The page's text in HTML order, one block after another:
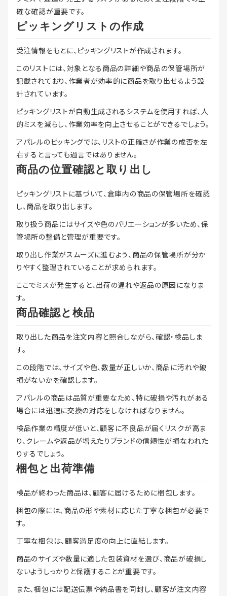
確な確認が重要です。
ピッキングリストの作成
受注情報をもとに、ピッキングリストが作成されます。
このリストには、対象となる商品の詳細や商品の保管場所が
記載されており、作業者が効率的に商品を取り出せるよう設
計されています。
ピッキングリストが自動生成されるシステムを使用すれば、人
的ミスを減らし、作業効率を向上させることができるでしょう。
アパレルのピッキングでは、リストの正確さが作業の成否を左
右すると言っても過言ではありません。
商品の位置確認と取り出し
ピッキングリストに基づいて、倉庫内の商品の保管場所を確認
し、商品を取り出します。
取り扱う商品にはサイズや色のバリエーションが多いため、保
管場所の整備と管理が重要です。
取り出し作業がスムーズに進むよう、商品の保管場所が分か
りやすく整理されていることが求められます。
ここでミスが発生すると、出荷の遅れや返品の原因になりま
す。
商品確認と検品
取り出した商品を注文内容と照合しながら、確認・検品しま
す。
この段階では、サイズや色、数量が正しいか、商品に汚れや破
損がないかを確認します。
アパレルの商品は品質が重要なため、特に破損や汚れがある
場合には迅速に交換の対応をしなければなりません。
検品作業の精度が低いと、顧客に不良品が届くリスクが高ま
り、クレームや返品が増えたりブランドの信頼性が損なわれた
りするでしょう。
梱包と出荷準備
検品が終わった商品は、顧客に届けるために梱包します。
梱包の際には、商品の形や素材に応じた丁寧な梱包が必要で
す。
丁寧な梱包は、顧客満足度の向上に直結します。
商品のサイズや数量に適した包装資材を選び、商品が破損し
ないようしっかりと保護することが重要です。
また、梱包には配送伝票や納品書を同封し、顧客が注文内容